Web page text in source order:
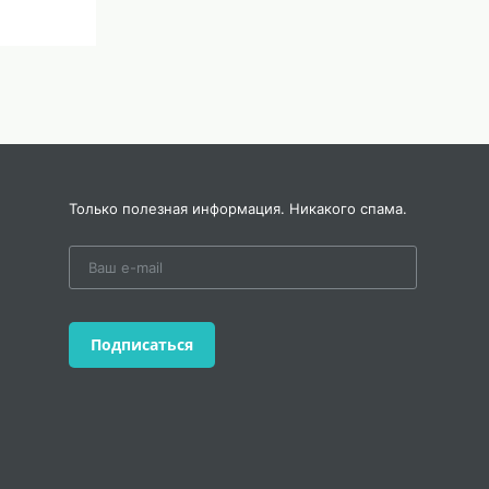
Только полезная информация. Никакого спама.
Подписаться